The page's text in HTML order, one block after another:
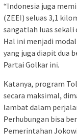
“Indonesia juga
(ZEEI) seluas 3,1
sangatlah luas sekali
Hal ini menjadi
yang juga diapit dua
Partai Golkar ini.
Katanya, program
secara maksimal,
lambat dalam
Perhubungan bisa
Pemerintahan